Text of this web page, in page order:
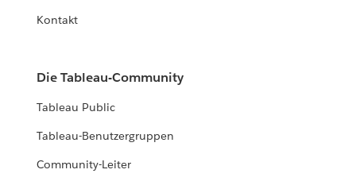
Kontakt
Die Tableau-Community
Tableau Public
Tableau-Benutzergruppen
Community-Leiter